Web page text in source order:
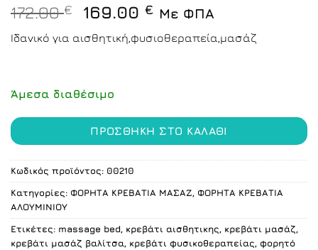
172.00€
Original
price
was:
169.00€Η
τρέχουσα
τιμή
Με ΦΠΑ
Ιδανικό για αισθητική,φυσιοθεραπεία,μασάζ
Άμεσα διαθέσιμο
ΠΡΟΣΘΉΚΗ ΣΤΟ ΚΑΛΆΘΙ
Κωδικός προϊόντος: 00210
Κατηγορίες: ΦΟΡΗΤΑ ΚΡΕΒΑΤΙΑ ΜΑΣΑΖ, ΦΟΡΗΤΑ ΚΡΕΒΑΤΙΑ
ΑΛΟΥΜΙΝΙΟΥ
Ετικέτες: massage bed, κρεβάτι αισθητικης, κρεβάτι μασάζ,
κρεβάτι μασάζ βαλίτσα, κρεβάτι φυσικοθεραπείας, φορητό